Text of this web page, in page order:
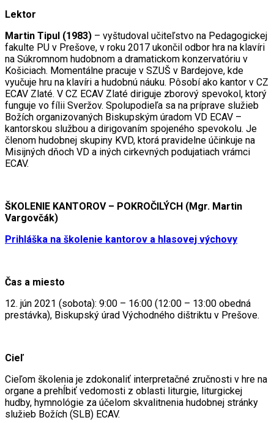
Lektor
Martin Tipul (1983) – vyštudoval učiteľstvo na Pedagogickej
fakulte PU v Prešove, v roku 2017 ukončil odbor hra na klavíri
na Súkromnom hudobnom a dramatickom konzervatóriu v
Košiciach. Momentálne pracuje v SZUŠ v Bardejove, kde
vyučuje hru na klavíri a hudobnú náuku. Pôsobí ako kantor v CZ
ECAV Zlaté. V CZ ECAV Zlaté diriguje zborový spevokol, ktorý
funguje vo fílii Sveržov. Spolupodieľa sa na príprave služieb
Božích organizovaných Biskupským úradom VD ECAV –
kantorskou službou a dirigovaním spojeného spevokolu. Je
členom hudobnej skupiny KVD, ktorá pravidelne účinkuje na
Misijných dňoch VD a iných cirkevných podujatiach vrámci
ECAV.
ŠKOLENIE KANTOROV – POKROČILÝCH (Mgr. Martin
Vargovčák)
Prihláška na školenie kantorov a hlasovej výchovy
Čas a miesto
12. jún 2021 (sobota): 9:00 – 16:00 (12:00 – 13:00 obedná
prestávka), Biskupský úrad Východného dištriktu v Prešove.
Cieľ
Cieľom školenia je zdokonaliť interpretačné zručnosti v hre na
organe a prehĺbiť vedomosti z oblasti liturgie, liturgickej
hudby, hymnológie za účelom skvalitnenia hudobnej stránky
služieb Božích (SLB) ECAV.